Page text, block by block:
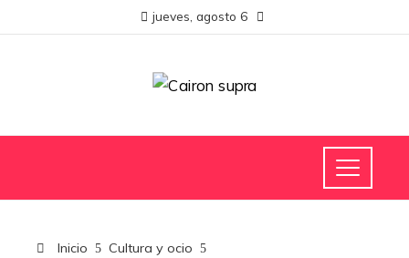
jueves, agosto 6
Inicio
Cultura y ocio